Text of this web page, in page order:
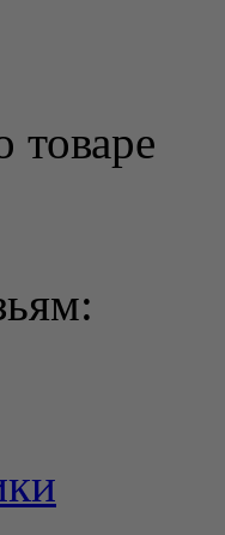
товаре